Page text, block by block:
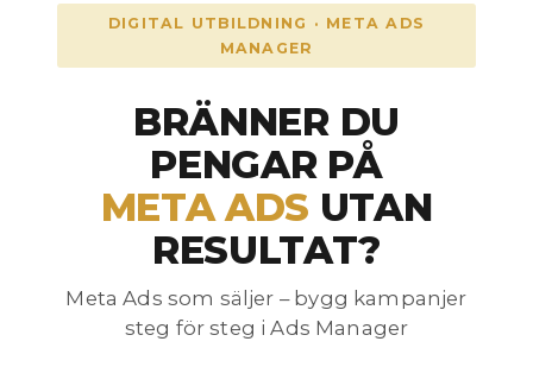
DIGITAL UTBILDNING · META ADS
MANAGER
BRÄNNER DU
PENGAR PÅ
META ADS UTAN
RESULTAT?
Meta Ads som säljer – bygg kampanjer
steg för steg i Ads Manager